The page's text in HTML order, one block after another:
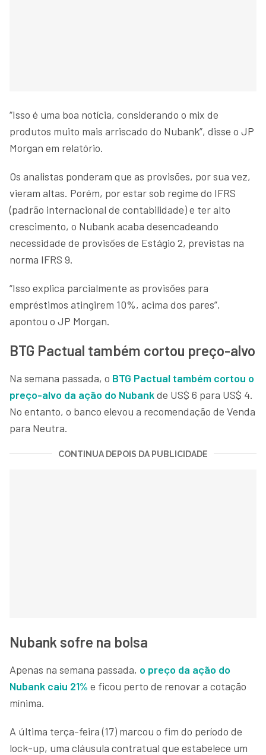
“Isso é uma boa notícia, considerando o mix de
produtos muito mais arriscado do Nubank”, disse o JP
Morgan em relatório.
Os analistas ponderam que as provisões, por sua vez,
vieram altas. Porém, por estar sob regime do IFRS
(padrão internacional de contabilidade) e ter alto
crescimento, o Nubank acaba desencadeando
necessidade de provisões de Estágio 2, previstas na
norma IFRS 9.
“Isso explica parcialmente as provisões para
empréstimos atingirem 10%, acima dos pares”,
apontou o JP Morgan.
BTG Pactual também cortou preço-alvo
Na semana passada, o BTG Pactual também cortou o
preço-alvo da ação do Nubankde US$ 6 para US$ 4.
No entanto, o banco elevou a recomendação de Venda
para Neutra.
CONTINUA DEPOIS DA PUBLICIDADE
Nubank sofre na bolsa
Apenas na semana passada, o preço da ação do
Nubank caiu 21% e ficou perto de renovar a cotação
mínima.
A última terça-feira (17) marcou o fim do período de
lock-up, uma cláusula contratual que estabelece um